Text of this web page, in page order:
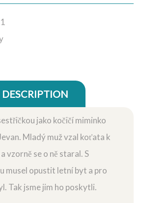
DESCRIPTION
jako kočičí miminko
Mladý muž vzal koťata k
vzorně se o ně staral. S
musel opustit letní byt a pro
Tak jsme jim ho poskytli.